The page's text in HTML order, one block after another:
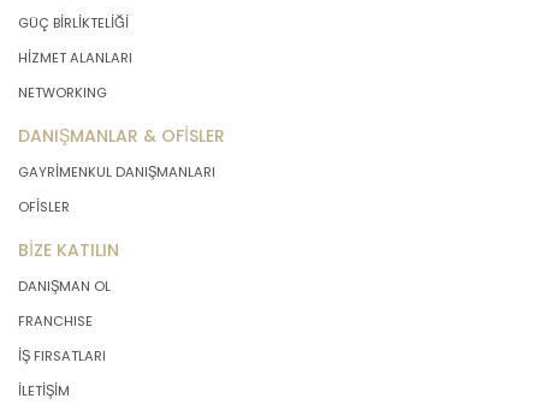
GÜÇ BİRLİKTELİĞİ
HİZMET ALANLARI
NETWORKING
DANIŞMANLAR & OFİSLER
GAYRİMENKUL DANIŞMANLARI
OFİSLER
BİZE KATILIN
DANIŞMAN OL
FRANCHISE
İŞ FIRSATLARI
İLETİŞİM